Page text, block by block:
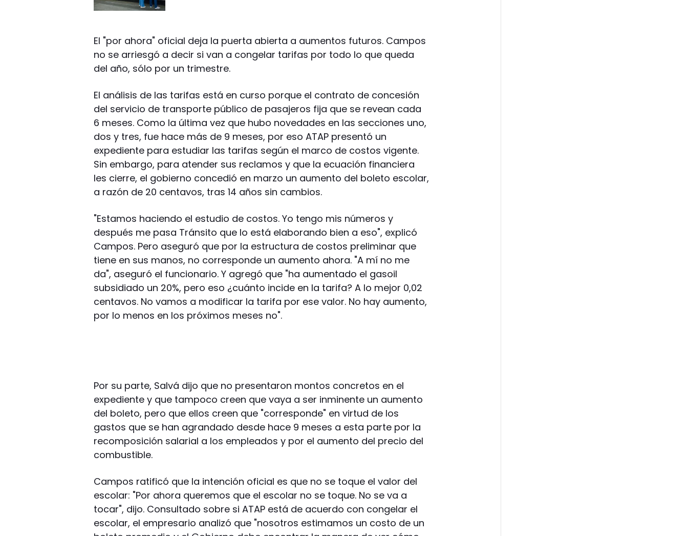
El "por ahora" oficial deja la puerta abierta a aumentos futuros. Campos
no se arriesgó a decir si van a congelar tarifas por todo lo que queda
del año, sólo por un trimestre.
El análisis de las tarifas está en curso porque el contrato de concesión
del servicio de transporte público de pasajeros fija que se revean cada
6 meses. Como la última vez que hubo novedades en las secciones uno,
dos y tres, fue hace más de 9 meses, por eso ATAP presentó un
expediente para estudiar las tarifas según el marco de costos vigente.
Sin embargo, para atender sus reclamos y que la ecuación financiera
les cierre, el gobierno concedió en marzo un aumento del boleto escolar,
a razón de 20 centavos, tras 14 años sin cambios.
"Estamos haciendo el estudio de costos. Yo tengo mis números y
después me pasa Tránsito que lo está elaborando bien a eso", explicó
Campos. Pero aseguró que por la estructura de costos preliminar que
tiene en sus manos, no corresponde un aumento ahora. "A mí no me
da", aseguró el funcionario. Y agregó que "ha aumentado el gasoil
subsidiado un 20%, pero eso ¿cuánto incide en la tarifa? A lo mejor 0,02
centavos. No vamos a modificar la tarifa por ese valor. No hay aumento,
por lo menos en los próximos meses no".
Por su parte, Salvá dijo que no presentaron montos concretos en el
expediente y que tampoco creen que vaya a ser inminente un aumento
del boleto, pero que ellos creen que "corresponde" en virtud de los
gastos que se han agrandado desde hace 9 meses a esta parte por la
recomposición salarial a los empleados y por el aumento del precio del
combustible.
Campos ratificó que la intención oficial es que no se toque el valor del
escolar: "Por ahora queremos que el escolar no se toque. No se va a
tocar", dijo. Consultado sobre si ATAP está de acuerdo con congelar el
escolar, el empresario analizó que "nosotros estimamos un costo de un